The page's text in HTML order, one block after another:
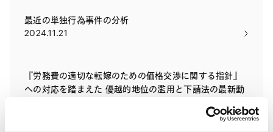
最近の単独行為事件の分析
2024.11.21
『労務費の適切な転嫁のための価格交渉に関する指針』
への対応を踏まえた 優越的地位の濫用と下請法の最新動